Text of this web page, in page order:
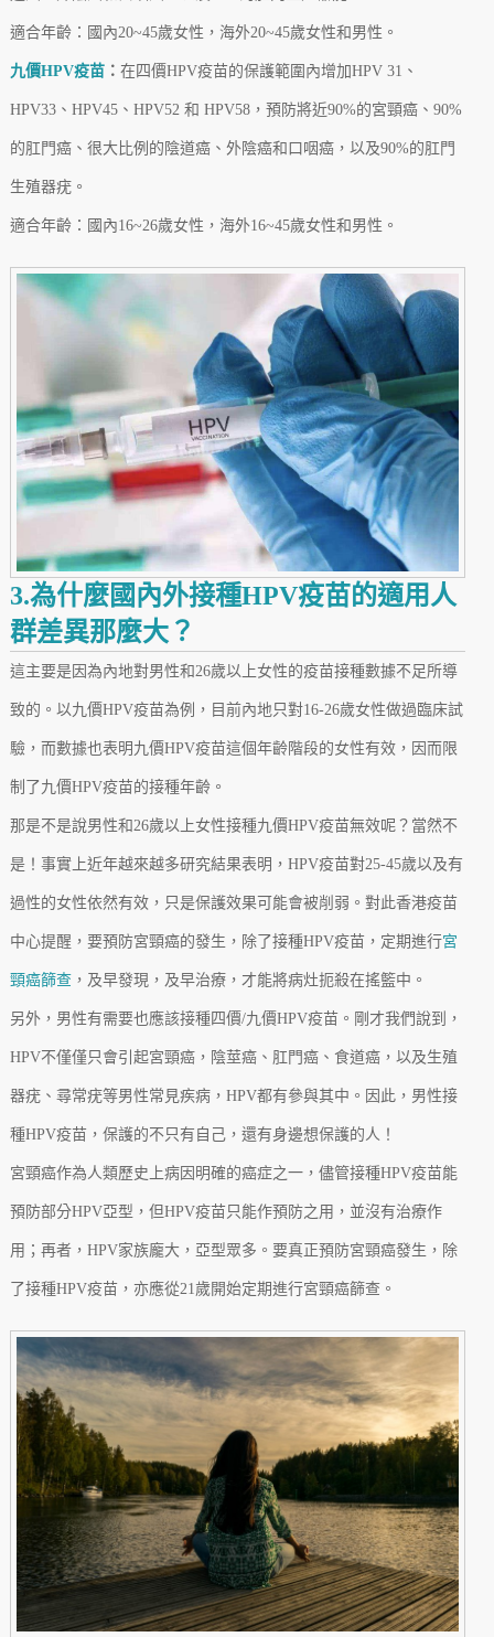
適合年齡：國內20~45歲女性，海外20~45歲女性和男性。
九價HPV疫苗： 在四價HPV疫苗的保護範圍內增加HPV 31、
HPV33、HPV45、HPV52 和 HPV58，預防將近90%的宮頸癌、90%
的肛門癌、很大比例的陰道癌、外陰癌和口咽癌，以及90%的肛門
生殖器疣。
適合年齡：國內16~26歲女性，海外16~45歲女性和男性。
3.為什麼國內外接種HPV疫苗的適用人
群差異那麼大？
這主要是因為內地對男性和26歲以上女性的疫苗接種數據不足所導
致的。以九價HPV疫苗為例，目前內地只對16-26歲女性做過臨床試
驗，而數據也表明九價HPV疫苗這個年齡階段的女性有效，因而限
制了九價HPV疫苗的接種年齡。
那是不是說男性和26歲以上女性接種九價HPV疫苗無效呢？當然不
是！事實上近年越來越多研究結果表明，HPV疫苗對25-45歲以及有
過性的女性依然有效，只是保護效果可能會被削弱。對此香港疫苗
中心提醒，要預防宮頸癌的發生，除了接種HPV疫苗，定期進行宮
頸癌篩查，及早發現，及早治療，才能將病灶扼殺在搖籃中。
另外，男性有需要也應該接種四價/九價HPV疫苗。剛才我們說到，
HPV不僅僅只會引起宮頸癌，陰莖癌、肛門癌、食道癌，以及生殖
器疣、尋常疣等男性常見疾病，HPV都有參與其中。因此，男性接
種HPV疫苗，保護的不只有自己，還有身邊想保護的人！
宮頸癌作為人類歷史上病因明確的癌症之一，儘管接種HPV疫苗能
預防部分HPV亞型，但HPV疫苗只能作預防之用，並沒有治療作
用；再者，HPV家族龐大，亞型眾多。要真正預防宮頸癌發生，除
了接種HPV疫苗，亦應從21歲開始定期進行宮頸癌篩查。